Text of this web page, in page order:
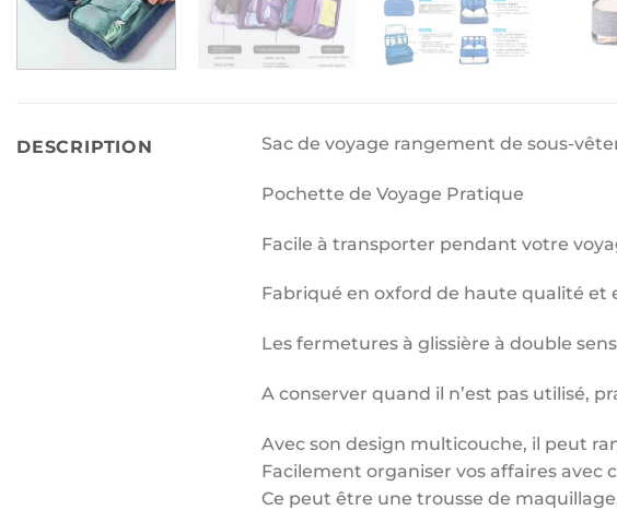
DESCRIPTION Sac de voyage rangement de sous-
Pochette de Voyage Pratique
Facile à transporter pendant votre
Fabriqué en oxford de haute qualité et
Les fermetures à glissière à double
A conserver quand il n’est pas utilisé,
Avec son design multicouche, il peut
Facilement organiser vos affaires avec
Ce peut être une trousse de